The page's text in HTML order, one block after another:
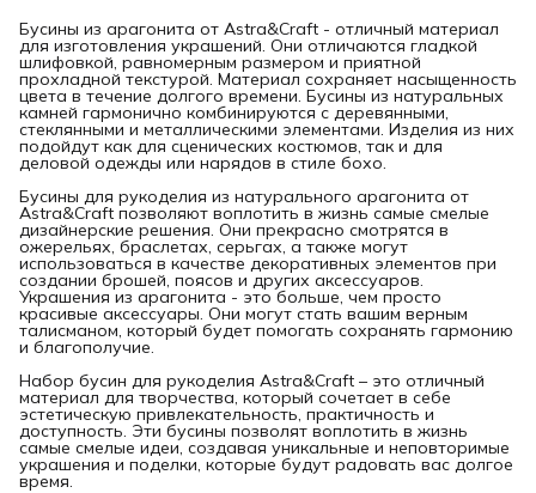
Бусины из арагонита от Astra&Craft - отличный материал
для изготовления украшений. Они отличаются гладкой
шлифовкой, равномерным размером и приятной
прохладной текстурой. Материал сохраняет насыщенность
цвета в течение долгого времени. Бусины из натуральных
камней гармонично комбинируются с деревянными,
стеклянными и металлическими элементами. Изделия из них
подойдут как для сценических костюмов, так и для
деловой одежды или нарядов в стиле бохо.
Бусины для рукоделия из натурального арагонита от
Astra&Craft позволяют воплотить в жизнь самые смелые
дизайнерские решения. Они прекрасно смотрятся в
ожерельях, браслетах, серьгах, а также могут
использоваться в качестве декоративных элементов при
создании брошей, поясов и других аксессуаров.
Украшения из арагонита - это больше, чем просто
красивые аксессуары. Они могут стать вашим верным
талисманом, который будет помогать сохранять гармонию
и благополучие.
Набор бусин для рукоделия Astra&Craft – это отличный
материал для творчества, который сочетает в себе
эстетическую привлекательность, практичность и
доступность. Эти бусины позволят воплотить в жизнь
самые смелые идеи, создавая уникальные и неповторимые
украшения и поделки, которые будут радовать вас долгое
время.